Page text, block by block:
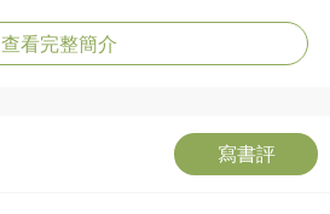
查看完整簡介
寫書評